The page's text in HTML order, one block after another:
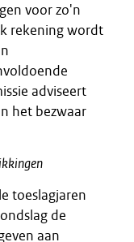
voor zo'n
rekening wordt
adviseert
het bezwaar
toeslagjaren
de
aan